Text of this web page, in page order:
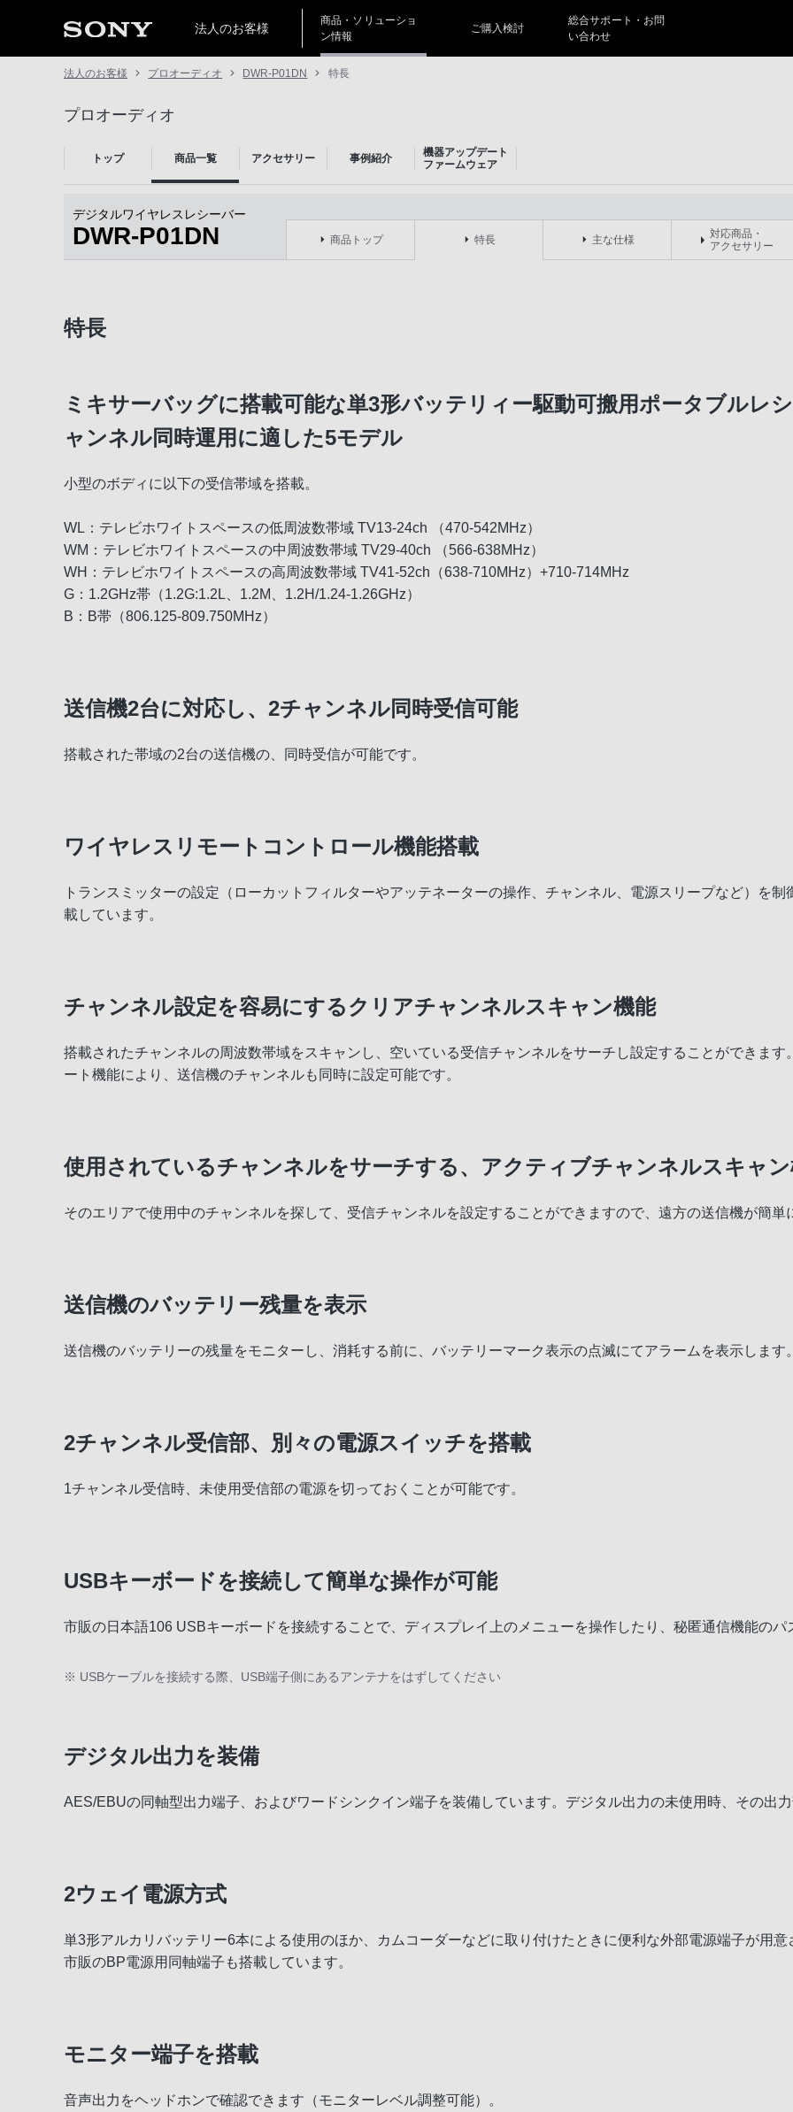
法人のお客様
商品・ソリューショ
ン情報
ご購入検討
総合サポート・お問
い合わせ
法人のお客様 プロオーディオ DWR-P01DN 特長
プロオーディオ
トップ 商品一覧 アクセサリー 事例紹介
機器アップデート
ファームウェア
デジタルワイヤレスレシーバー
DWR-P01DN 商品トップ 特長 主な仕様
対応商品・
アクセサリー
特長
ミキサーバッグに搭載可能な単3形バッテリィー駆動可搬用ポータブルレ
ャンネル同時運用に適した5モデル
小型のボディに以下の受信帯域を搭載。
WL：テレビホワイトスペースの低周波数帯域 TV13-24ch （470-542MHz）
WM：テレビホワイトスペースの中周波数帯域 TV29-40ch （566-638MHz）
WH：テレビホワイトスペースの高周波数帯域 TV41-52ch（638-710MHz）+710-714MHz
G：1.2GHz帯（1.2G:1.2L、1.2M、1.2H/1.24-1.26GHz）
B：B帯（806.125-809.750MHz）
送信機2台に対応し、2チャンネル同時受信可能
搭載された帯域の2台の送信機の、同時受信が可能です。
ワイヤレスリモートコントロール機能搭載
トランスミッターの設定（ローカットフィルターやアッテネーターの操作、チャンネル、電源スリープなど）を
載しています。
チャンネル設定を容易にするクリアチャンネルスキャン機能
搭載されたチャンネルの周波数帯域をスキャンし、空いている受信チャンネルをサーチし設定することができま
ート機能により、送信機のチャンネルも同時に設定可能です。
使用されているチャンネルをサーチする、アクティブチャンネルスキャ
そのエリアで使用中のチャンネルを探して、受信チャンネルを設定することができますので、遠方の送信機が簡単
送信機のバッテリー残量を表示
送信機のバッテリーの残量をモニターし、消耗する前に、バッテリーマーク表示の点滅にてアラームを表示します。
2チャンネル受信部、別々の電源スイッチを搭載
1チャンネル受信時、未使用受信部の電源を切っておくことが可能です。
USBキーボードを接続して簡単な操作が可能
市販の日本語106 USBキーボードを接続することで、ディスプレイ上のメニューを操作したり、秘匿通信機能のパ
※ USBケーブルを接続する際、USB端子側にあるアンテナをはずしてください
デジタル出力を装備
AES/EBUの同軸型出力端子、およびワードシンクイン端子を装備しています。デジタル出力の未使用時、その出
2ウェイ電源方式
単3形アルカリバッテリー6本による使用のほか、カムコーダーなどに取り付けたときに便利な外部電源端子が用意
市販のBP電源用同軸端子も搭載しています。
モニター端子を搭載
音声出力をヘッドホンで確認できます（モニターレベル調整可能）。